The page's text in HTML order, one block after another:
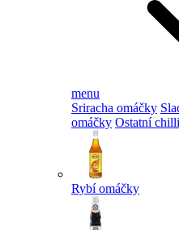
menu
Sriracha omáčky
omáčky Ostatní
Rybí omáčky